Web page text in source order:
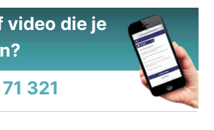
video die je
321